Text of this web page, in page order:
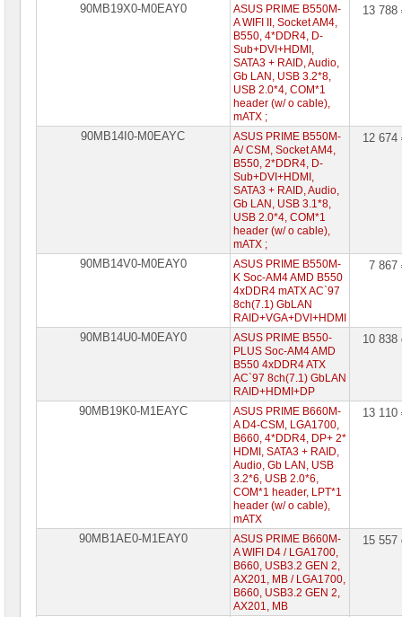
Материнские
диски
SSD
Видеокарты
90MB19X0-M0EAY0
ASUS PRIME B550M-
A WIFI II, Socket AM4,
B550, 4*DDR4, D-
Sub+DVI+HDMI,
SATA3 + RAID, Audio,
Gb LAN, USB 3.2*8,
USB 2.0*4, COM*1
header (w/ o cable),
mATX ;
13
90MB14I0-M0EAYC
ASUS PRIME B550M-
A/ CSM, Socket AM4,
B550, 2*DDR4, D-
Sub+DVI+HDMI,
SATA3 + RAID, Audio,
Gb LAN, USB 3.1*8,
USB 2.0*4, COM*1
header (w/ o cable),
mATX ;
12
90MB14V0-M0EAY0
ASUS PRIME B550M-
K Soc-AM4 AMD B550
4xDDR4 mATX AC`97
8ch(7.1) GbLAN
RAID+VGA+DVI+HDMI
7
90MB14U0-M0EAY0
ASUS PRIME B550-
PLUS Soc-AM4 AMD
B550 4xDDR4 ATX
AC`97 8ch(7.1) GbLAN
RAID+HDMI+DP
10
90MB19K0-M1EAYC
ASUS PRIME B660M-
A D4-CSM, LGA1700,
B660, 4*DDR4, DP+ 2*
HDMI, SATA3 + RAID,
Audio, Gb LAN, USB
3.2*6, USB 2.0*6,
COM*1 header, LPT*1
header (w/ o cable),
mATX
13
90MB1AE0-M1EAY0
ASUS PRIME B660M-
A WIFI D4 / LGA1700,
B660, USB3.2 GEN 2,
AX201, MB / LGA1700,
B660, USB3.2 GEN 2,
AX201, MB
15